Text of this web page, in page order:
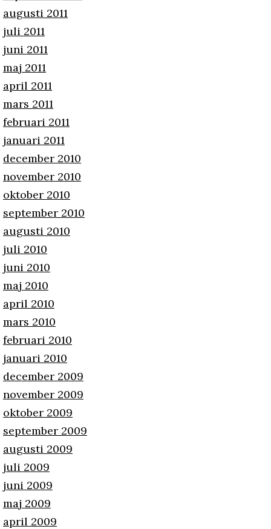
augusti 2011
juli 2011
juni 2011
maj 2011
april 2011
mars 2011
februari 2011
januari 2011
december 2010
november 2010
oktober 2010
september 2010
augusti 2010
juli 2010
juni 2010
maj 2010
april 2010
mars 2010
februari 2010
januari 2010
december 2009
november 2009
oktober 2009
september 2009
augusti 2009
juli 2009
juni 2009
maj 2009
april 2009